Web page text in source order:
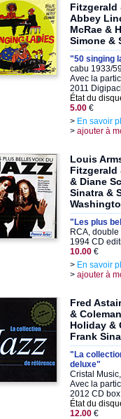
Fitzgerald
Abbey
McRae &
Simone &
"50 singing
cabu 1933/
Avec la
2011
État du
5.00 €
> En savoir
> ajouter à
Louis
Fitzgerald
& Diane
Sinatra &
"Les plus
RCA,
1994 CD
10.00 €
> En savoir
> ajouter à
Fred
&
Holiday &
Frank
"La
deluxe"
Cristal
Avec la
2012 CD
État du
12.00 €